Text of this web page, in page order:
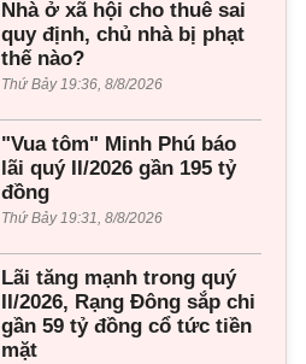
Nhà ở xã hội cho thuê sai
quy định, chủ nhà bị phạt
thế nào?
Thứ Bảy 19:36, 8/8/2026
"Vua tôm" Minh Phú báo
lãi quý II/2026 gần 195 tỷ
đồng
Thứ Bảy 19:31, 8/8/2026
Lãi tăng mạnh trong quý
II/2026, Rạng Đông sắp chi
gần 59 tỷ đồng cổ tức tiền
mặt